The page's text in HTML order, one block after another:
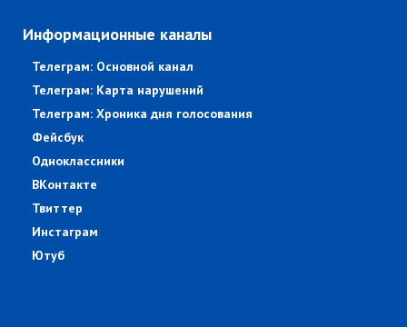
Информационные каналы
Телеграм: Основной канал
Телеграм: Карта нарушений
Телеграм: Хроника дня голосования
Фейсбук
Одноклассники
ВКонтакте
Твиттер
Инстаграм
Ютуб